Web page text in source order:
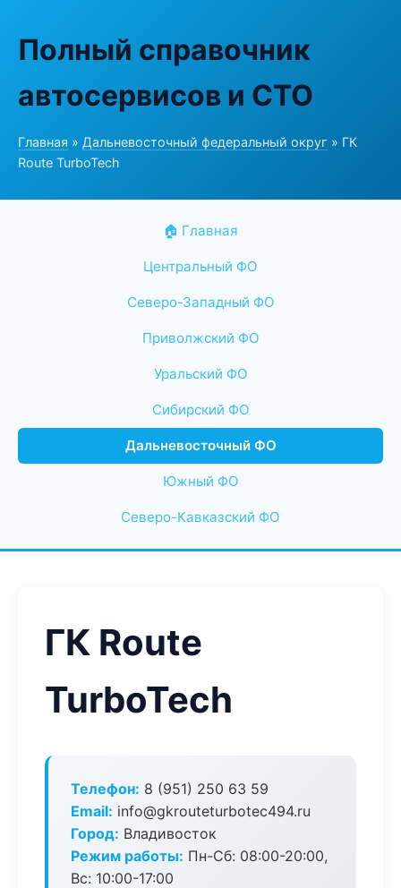
Полный справочник
автосервисов и СТО
Главная » Дальневосточный федеральный округ » ГК
Route TurboTech
🏠 Главная
Центральный ФО
Северо-Западный ФО
Приволжский ФО
Уральский ФО
Сибирский ФО
Дальневосточный ФО
Южный ФО
Северо-Кавказский ФО
ГК Route
TurboTech
Телефон: 8 (951) 250 63 59
Email: info@gkrouteturbotec494.ru
Город: Владивосток
Режим работы: Пн-Сб: 08:00-20:00,
Вс: 10:00-17:00